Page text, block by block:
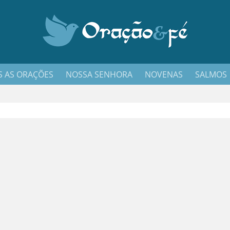
AS ORAÇÕES NOSSA SENHORA NOVENAS SALMOS